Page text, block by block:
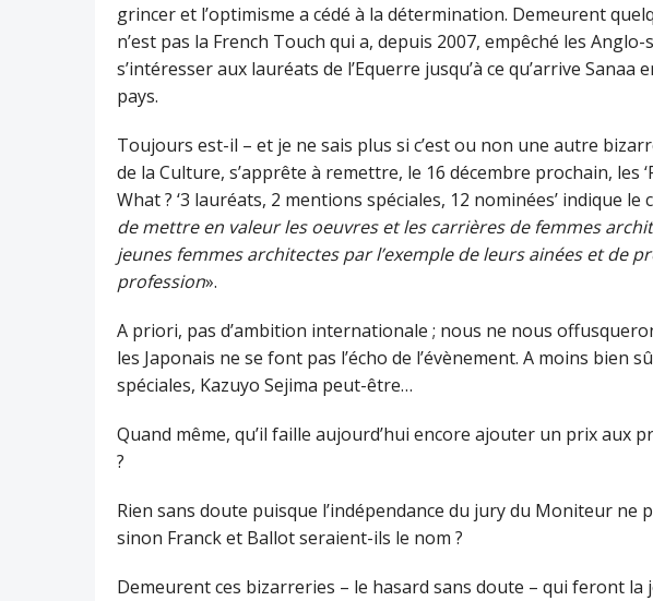
grincer et l’optimisme a cédé à la détermination. Demeurent
n’est pas la French Touch qui a, depuis 2007, empêché les
s’intéresser aux lauréats de l’Equerre jusqu’à ce qu’arrive Sanaa
pays.
Toujours est-il – et je ne sais plus si c’est ou non une autre
de la Culture, s’apprête à remettre, le 16 décembre prochain, les
What ? ‘3 lauréats, 2 mentions spéciales, 12 nominées’ indique le
de mettre en valeur les oeuvres et les carrières de femmes
jeunes femmes architectes par l’exemple de leurs ainées et de
profession».
A priori, pas d’ambition internationale ; nous ne nous
les Japonais ne se font pas l’écho de l’évènement. A moins bien
spéciales, Kazuyo Sejima peut-être…
Quand même, qu’il faille aujourd’hui encore ajouter un prix aux
?
Rien sans doute puisque l’indépendance du jury du Moniteur ne
sinon Franck et Ballot seraient-ils le nom ?
Demeurent ces bizarreries – le hasard sans doute – qui feront la